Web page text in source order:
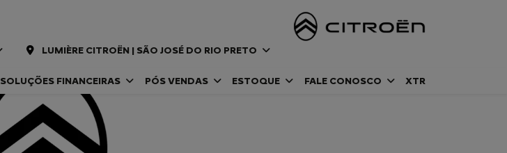
LUMIÈRE CITROËN | SÃO JOSÉ DO RIO PRETO
SOLUÇÕES FINANCEIRAS PÓS VENDAS ESTOQUE FALE CONOSCO XTR